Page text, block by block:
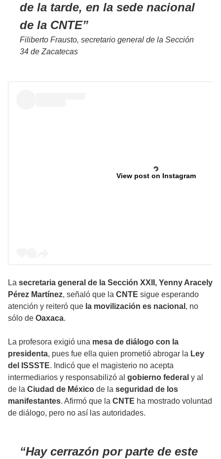
de la tarde, en la sede nacional
de la CNTE
Filiberto Frausto, secretario general de la Sección
34 de Zacatecas
View post on Instagram
La secretaria general de la Sección XXII, Yenny Aracely
Pérez Martínez, señaló que la CNTE sigue esperando
atención y reiteró que la movilización es nacional , no
sólo de Oaxaca.
La profesora exigió una mesa de diálogo con la
presidenta, pues fue ella quien prometió abrogar la Ley
del ISSSTE. Indicó que el magisterio no acepta
intermediarios y responsabilizó al gobierno federal y al
de la Ciudad de México de la seguridad de los
manifestantes. Afirmó que la CNTE ha mostrado voluntad
de diálogo, pero no así las autoridades.
Hay cerrazón por parte de este